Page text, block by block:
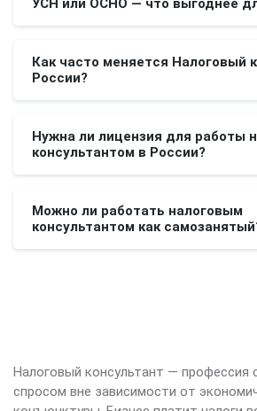
УСН или ОСНО — что выгоднее
Как часто меняется Налоговый
России?
Нужна ли лицензия для работы
консультантом в России?
Можно ли работать налоговым
консультантом как
Налоговый консультант — профессия
спросом вне зависимости от